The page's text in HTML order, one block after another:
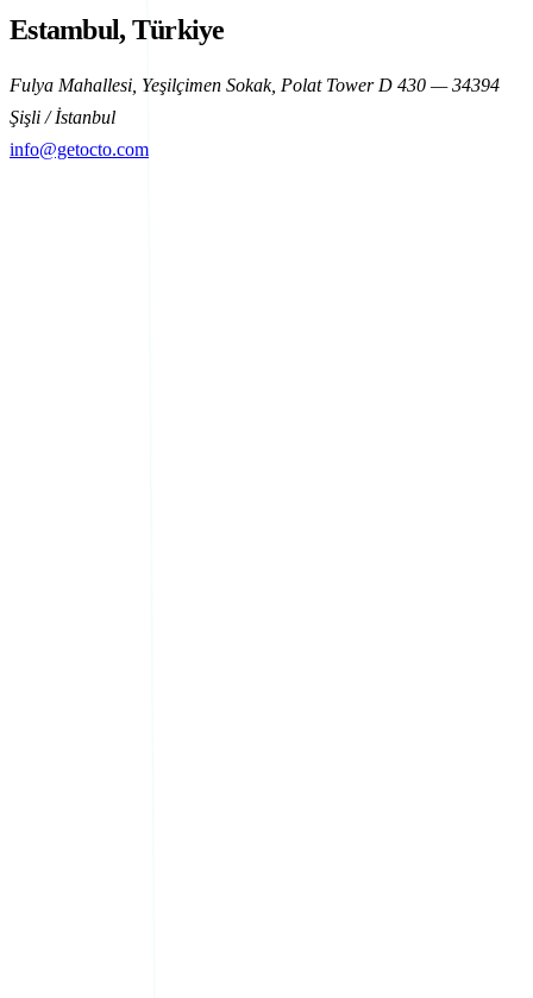
Estambul, Türkiye
Fulya Mahallesi, Yeşilçimen Sokak, Polat Tower D 430 — 34394
Şişli / İstanbul
info@getocto.com